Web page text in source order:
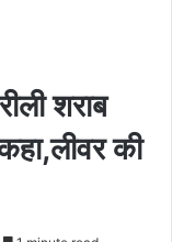
शराब
की